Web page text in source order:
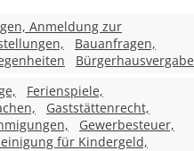
Anmeldung zur
Bauanfragen,
Bürgerhausvergabe
Ferienspiele,
Gaststättenrecht,
Gewerbesteuer,
für Kindergeld,